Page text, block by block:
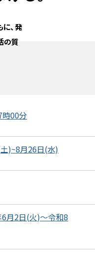
に、発
の質
時00分
土)~8月26日(水)
6月2日(火)～令和8